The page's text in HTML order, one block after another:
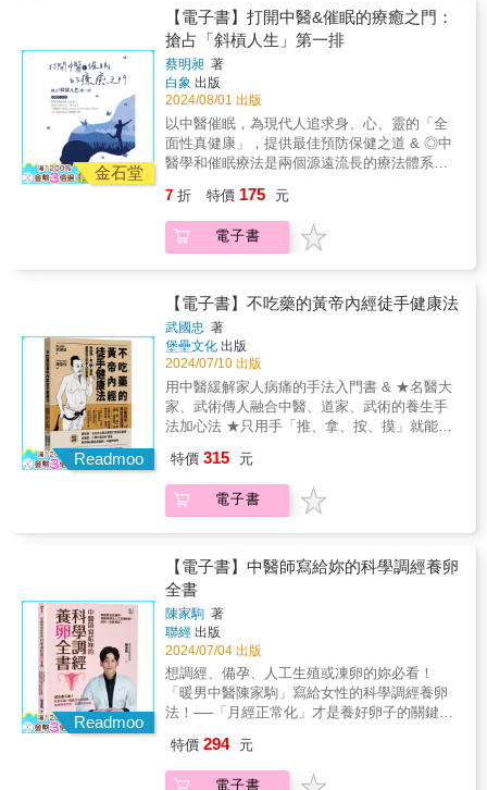
則氣下。 通過調節五臟精氣的方法，我們
能治療各種情志疾病。如急躁易怒是肝中精氣
過旺的表現，可以通過瀉肝火的方法來治療；
思慮難解是脾中精氣不足的表現，可以通過健
運脾土的方法來治療。
的咳嗽，這就是中醫聽聲斷病的奇效。 情
志與五臟有什麼關係？ 喜、怒、憂、思、
恐這五種最具有代表意義的情志變化，稱之為
「五志」。情志的變化往往是外界信息影響下
五臟精氣發生變化的結果，我們既可以通過情
志的變化來推測五臟精氣的充足程度和活動狀
態，也可以通過調節五臟精氣來實現對情志的
改變。 過喜會損耗心臟精氣，導致心臟功
能失調；過怒會損耗肝臟精氣，導致肝臟功能
失調；過思會損耗脾臟精氣，導致脾臟功能失
調；過憂（悲）會損耗肺臟精氣，導致肺臟功
能失調；過恐會損耗腎臟精氣，導致腎臟功能
失調等等。這就是所謂怒則氣上、喜則氣緩
能治療各種情志疾病。如急躁易怒是肝中精氣
過旺的表現，可以通過瀉肝火的方法來治療；
思慮難解是脾中精氣不足的表現，可以通過健
運脾土的方法來治療。
區。超過六十篇小科普，就像一帖帖處方箋，
總有一帖可以消除你的困惑！&【專業推薦】許
仁明／璞真中醫診所院長高定一／長庚紀念醫
院中醫部主治醫師小末醫師／本末中醫院長&小
末醫師（本末中醫院長）：「中醫的治病特長
是即使相同病症也會因人因時因地制宜給予差
異性治療，本書即建立在此基礎上，強調任何
用藥都應該經過專業的整體辨證，正是看待中
大白話 陰陽是蝦咪碗糕（是什麼？） 催眠vs.
前世今生、觀元辰宮 中醫催眠穴道療法
（Hypnotic Meridian Points） 小白也能成為身
心靈療癒大師 & 本書不僅是一本關於中醫和健
康、催眠的專業指南， 更是一本自我探索與生
命成長的啟發之書。 通過學習中醫與催眠的知
識和技巧， 讀者將更好地認識自己的身心狀
態， 找到解決問題的方法，提升生活品質，實
現個人發展。 & 本書也提到一些「輔助療法」
及「心靈療癒」， 除了探索身心靈整合的奧
也提及一些超自然或有些「玄」的民俗活動，
作者解釋了諸如觀落陰及觀元辰宮的玄密和效
用， 有興趣的讀者可以從中得到這方面的知識
金石堂
【電子書】打開中醫&催眠的療癒之門：
搶占「斜槓人生」第一排
蔡明昶 著
白象 出版
2024/08/01 出版
以中醫催眠，為現代人追求身、心、靈的「全
面性真健康」，提供最佳預防保健之道 & ◎中
醫學和催眠療法是兩個源遠流長的療法體系，
卻有著共通之處，也都致力於幫助人們達到平
衡和健康。 ◎作者將這兩個領域結合在一起，
通過深入淺出的文字和豐富的案例分析，介紹
大白話 陰陽是蝦咪碗糕（是什麼？） 催眠vs.
前世今生、觀元辰宮 中醫催眠穴道療法
（Hypnotic Meridian Points） 小白也能成為身
心靈療癒大師 & 本書不僅是一本關於中醫和健
康、催眠的專業指南， 更是一本自我探索與生
命成長的啟發之書。 通過學習中醫與催眠的知
識和技巧， 讀者將更好地認識自己的身心狀
態， 找到解決問題的方法，提升生活品質，實
現個人發展。 & 本書也提到一些「輔助療法」
祕，也讓預防保健領域更為全面。 另外，書中
也提及一些超自然或有些「玄」的民俗活動，
作者解釋了諸如觀落陰及觀元辰宮的玄密和效
用， 有興趣的讀者可以從中得到這方面的知識
和建議。 &
7 折 特價 175 元
電子書
Readmoo
【電子書】不吃藥的黃帝內經徒手健康法
武國忠 著
堡壘文化 出版
2024/07/10 出版
用中醫緩解家人病痛的手法入門書 & ★名醫大
家、武術傳人融合中醫、道家、武術的養生手
法加心法 ★只用手「推、拿、按、摸」就能自
診，中醫理療整合 ⿻ 真人圖解穴位手法，簡單
好懂易參照 ⿻ 治療與預防，全面的身心健康醫
療觀 & & 本書三大重要觀念
學入門手法、理解辨證脈絡（了解為何這樣
做） ✓ 清楚中醫侷限（不該你治不要治，不可
諱疾忌醫）
●──────────────────────● & ❐古人
云，是藥三分毒。 在多年行醫過程中，我逐漸
發現，很多疾病過於依賴藥物的使用，某些藥
物的副作用甚至超過了疾病本身，給患者身心
帶來極大的損害。 再反觀《黃帝內經》一書，
發現古人在治療方面主要以針刺、艾灸、導
引、按摩為主，全書只涉及了十三個方劑，故
在經常看到中藥也有副作用，也會讓人過敏，
特價 315 元
電子書
Readmoo
【電子書】中醫師寫給妳的科學調經養卵
全書
陳家駒 著
聯經 出版
2024/07/04 出版
想調經、備孕、人工生殖或凍卵的妳必看！
「暖男中醫陳家駒」寫給女性的科學調經養卵
法！──「月經正常化」才是養好卵子的關鍵──
全面提升卵子力。▍精彩內容搶先看•月經都有
來，不代表有排卵？•「亞健康」也會影響卵子
特價 294 元
電子書